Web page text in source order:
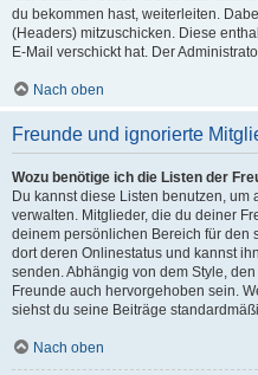
du bekommen hast, weiterleiten.
(Headers) mitzuschicken. Diese
E-Mail verschickt hat. Der
Nach oben
Freunde und ignorierte
Wozu benötige ich die Listen der
Du kannst diese Listen benutzen,
verwalten. Mitglieder, die du deiner
deinem persönlichen Bereich für den
dort deren Onlinestatus und kannst
senden. Abhängig von dem Style,
Freunde auch hervorgehoben sein.
siehst du seine Beiträge
Nach oben